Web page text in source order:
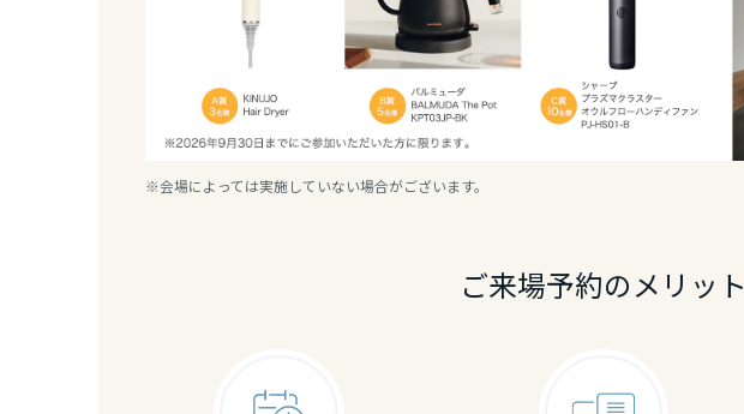
※会場によっては実施していない場合がございます。
ご来場予約のメリット
佐賀県
長崎県